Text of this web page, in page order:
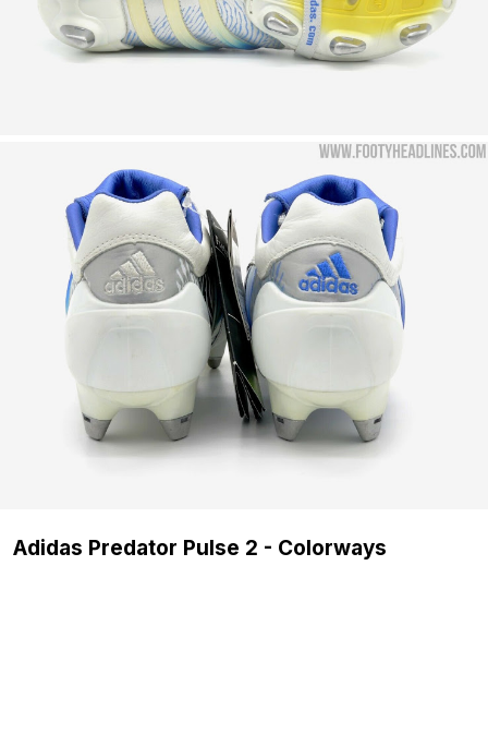
Adidas Predator Pulse 2 - Colorways